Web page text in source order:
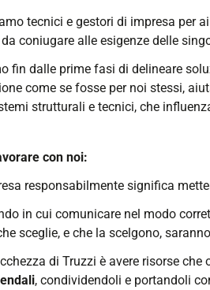
tecnici e gestori di impresa per
coniugare alle esigenze delle
fin dalle prime fasi di delineare
come se fosse per noi stessi,
strutturali e tecnici, che
con noi:
responsabilmente significa
in cui comunicare nel modo
sceglie, e che la scelgono,
di Truzzi è avere risorse
, condividendoli e portandoli